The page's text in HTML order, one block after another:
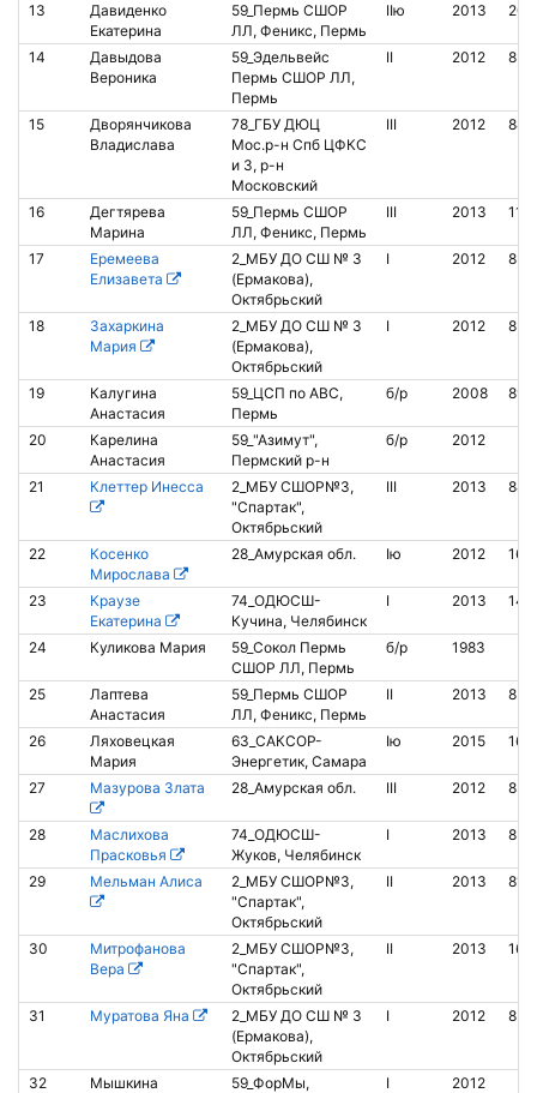
13
Давиденко
Екатерина
59_Пермь СШОР
ЛЛ, Феникс, Пермь
IIю 2013
14
Давыдова
Вероника
59_Эдельвейс
Пермь СШОР ЛЛ,
Пермь
II 2012
15
Дворянчикова
Владислава
78_ГБУ ДЮЦ
Мос.р-н Спб ЦФКС
и З, р-н
Московский
III 2012
16
Дегтярева
Марина
59_Пермь СШОР
ЛЛ, Феникс, Пермь
III 2013
17
Еремеева
Елизавета
2_МБУ ДО СШ № 3
(Ермакова),
Октябрьский
I 2012
18
Захаркина
Мария
2_МБУ ДО СШ № 3
(Ермакова),
Октябрьский
I 2012
19
Калугина
Анастасия
59_ЦСП по АВС,
Пермь
б/р 2008
20
Карелина
Анастасия
59_"Азимут",
Пермский р-н
б/р 2012
21 Клеттер Инесса
2_МБУ СШОР№3,
"Спартак",
Октябрьский
III 2013
22
Косенко
Мирослава
28_Амурская обл. Iю 2012
23
Краузе
Екатерина
74_ОДЮСШ-
Кучина, Челябинск
I 2013
24 Куликова Мария
59_Сокол Пермь
СШОР ЛЛ, Пермь
б/р 1983
25
Лаптева
Анастасия
59_Пермь СШОР
ЛЛ, Феникс, Пермь
II 2013
26
Ляховецкая
Мария
63_САКСОР-
Энергетик, Самара
Iю 2015
27 Мазурова Злата 28_Амурская обл. III 2012
28
Маслихова
Прасковья
74_ОДЮСШ-
Жуков, Челябинск
I 2013
29 Мельман Алиса
2_МБУ СШОР№3,
"Спартак",
Октябрьский
II 2013
30
Митрофанова
Вера
2_МБУ СШОР№3,
"Спартак",
Октябрьский
II 2013
31 Муратова Яна
2_МБУ ДО СШ № 3
(Ермакова),
Октябрьский
I 2012
32
Мышкина
59_ФорМы,
I 2012